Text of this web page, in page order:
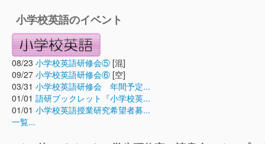
小学校英語のイベント
08/23 小学校英語研修会⑤ [混]
09/27 小学校英語研修会⑥ [空]
03/31 小学校英語研修会 年間予定...
01/01 語研ブックレット『小学校英...
01/01 小学校英語授業研究希望者募...
一覧...